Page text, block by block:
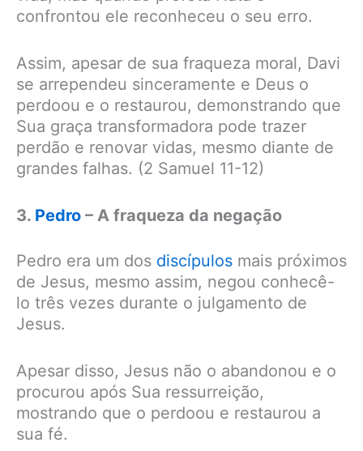
confrontou ele reconheceu o seu erro.
Assim, apesar de sua fraqueza moral, Davi
se arrependeu sinceramente e Deus o
perdoou e o restaurou, demonstrando que
Sua graça transformadora pode trazer
perdão e renovar vidas, mesmo diante de
grandes falhas. (2 Samuel 11-12)
3. Pedro – A fraqueza da negação
Pedro era um dos discípulos mais próximos
de Jesus, mesmo assim, negou conhecê-
lo três vezes durante o julgamento de
Jesus.
Apesar disso, Jesus não o abandonou e o
procurou após Sua ressurreição,
mostrando que o perdoou e restaurou a
sua fé.